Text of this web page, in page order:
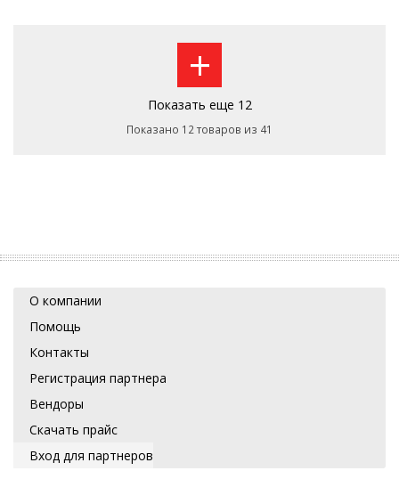
+
Показать еще 12
Показано 12 товаров из 41
О компании
Помощь
Контакты
Регистрация партнера
Вендоры
Скачать прайс
Вход для партнеров